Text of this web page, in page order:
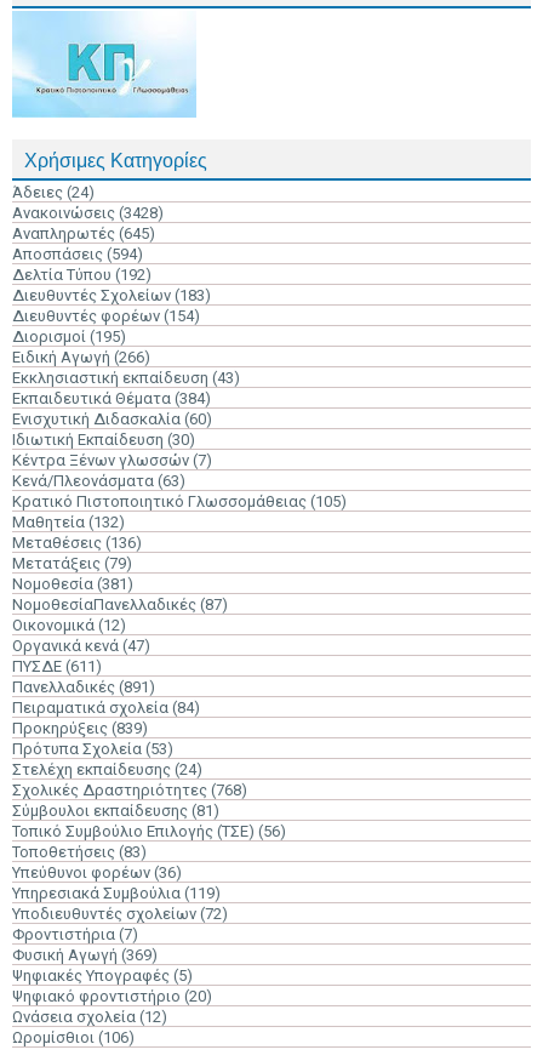
Χρήσιμες Κατηγορίες
Άδειες (24)
Ανακοινώσεις (3428)
Αναπληρωτές (645)
Αποσπάσεις (594)
Δελτία Τύπου (192)
Διευθυντές Σχολείων (183)
Διευθυντές φορέων (154)
Διορισμοί (195)
Ειδική Αγωγή (266)
Εκκλησιαστική εκπαίδευση (43)
Εκπαιδευτικά Θέματα (384)
Ενισχυτική Διδασκαλία (60)
Ιδιωτική Εκπαίδευση (30)
Κέντρα Ξένων γλωσσών (7)
Κενά/Πλεονάσματα (63)
Κρατικό Πιστοποιητικό Γλωσσομάθειας (105)
Μαθητεία (132)
Μεταθέσεις (136)
Μετατάξεις (79)
Νομοθεσία (381)
ΝομοθεσίαΠανελλαδικές (87)
Οικονομικά (12)
Οργανικά κενά (47)
ΠΥΣΔΕ (611)
Πανελλαδικές (891)
Πειραματικά σχολεία (84)
Προκηρύξεις (839)
Πρότυπα Σχολεία (53)
Στελέχη εκπαίδευσης (24)
Σχολικές Δραστηριότητες (768)
Σύμβουλοι εκπαίδευσης (81)
Τοπικό Συμβούλιο Επιλογής (ΤΣΕ) (56)
Τοποθετήσεις (83)
Υπεύθυνοι φορέων (36)
Υπηρεσιακά Συμβούλια (119)
Υποδιευθυντές σχολείων (72)
Φροντιστήρια (7)
Φυσική Αγωγή (369)
Ψηφιακές Υπογραφές (5)
Ψηφιακό φροντιστήριο (20)
Ωνάσεια σχολεία (12)
Ωρομίσθιοι (106)